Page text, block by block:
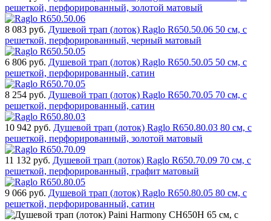
решеткой, перфорированный, золотой матовый
8 083 руб. Душевой трап (лоток) Raglo R650.50.06 50 см, с
решеткой, перфорированный, черный матовый
6 806 руб. Душевой трап (лоток) Raglo R650.50.05 50 см, с
решеткой, перфорированный, сатин
8 254 руб. Душевой трап (лоток) Raglo R650.70.05 70 см, с
решеткой, перфорированный, сатин
10 942 руб. Душевой трап (лоток) Raglo R650.80.03 80 см, с
решеткой, перфорированный, золотой матовый
11 132 руб. Душевой трап (лоток) Raglo R650.70.09 70 см, с
решеткой, перфорированный, графит матовый
9 066 руб. Душевой трап (лоток) Raglo R650.80.05 80 см, с
решеткой, перфорированный, сатин